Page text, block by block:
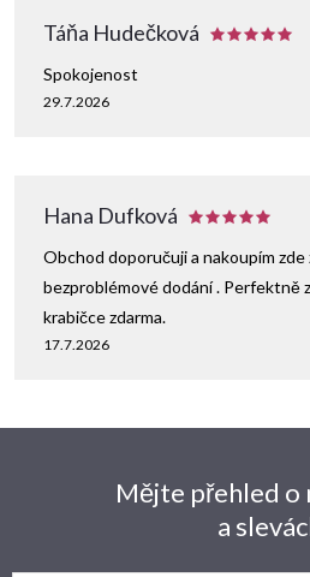
Táňa Hudečková
29.7.2026
Spokojenost
Hana Dufková
17.7.2026
Obchod doporučuji a nakoupím zde
bezproblémové dodání . Perfektně
krabičce zdarma.
Mějte přehled o
a